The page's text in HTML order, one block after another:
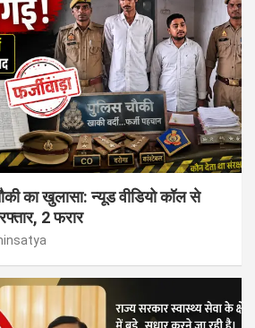
का खुलासा: न्यूड वीडियो कॉल से
2 फरार